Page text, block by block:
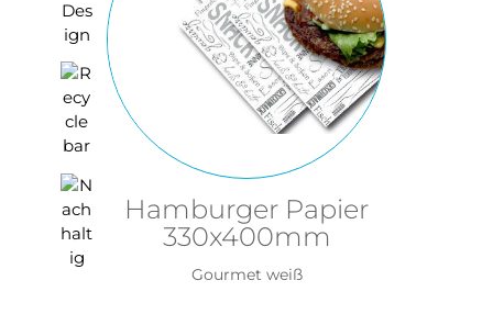
Hamburger Papier
330x400mm
Gourmet weiß